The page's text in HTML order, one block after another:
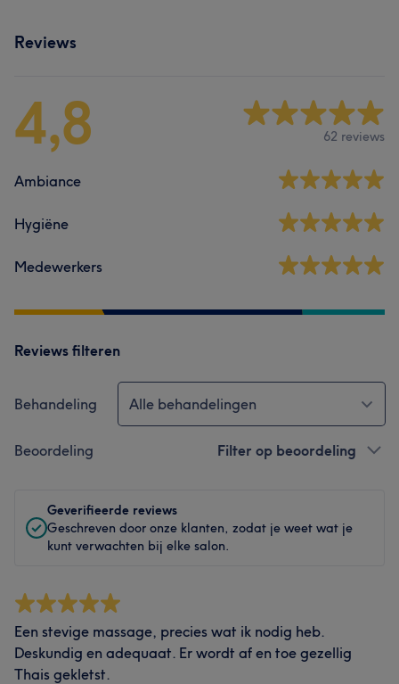
Reviews
4,8 62 reviews
Ambiance
Hygiëne
Medewerkers
Reviews filteren
Behandeling Alle behandelingen
Beoordeling Filter op beoordeling
Geverifieerde reviews
Geschreven door onze klanten, zodat je weet wat je
kunt verwachten bij elke salon.
Een stevige massage, precies wat ik nodig heb.
Deskundig en adequaat. Er wordt af en toe gezellig
Thais gekletst.